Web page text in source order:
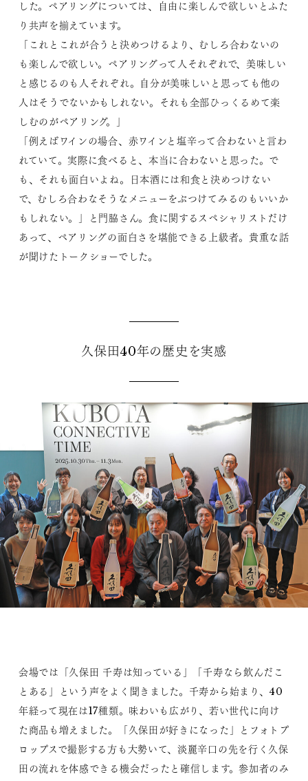
した。ペアリングについては、自由に楽しんで欲しいとふた
り共声を揃えています。
「これとこれが合うと決めつけるより、むしろ合わないの
も楽しんで欲しい。ペアリングって人それぞれで、美味しい
と感じるのも人それぞれ。自分が美味しいと思っても他の
人はそうでないかもしれない。それも全部ひっくるめて楽
しむのがペアリング。」
「例えばワインの場合、赤ワインと塩辛って合わないと言わ
れていて。実際に食べると、本当に合わないと思った。で
も、それも面白いよね。日本酒には和食と決めつけない
で、むしろ合わなそうなメニューをぶつけてみるのもいいか
もしれない。」と門脇さん。食に関するスペシャリストだけ
あって、ペアリングの面白さを堪能できる上級者。貴重な話
が聞けたトークショーでした。
久保田40年の歴史を実感
会場では「久保田 千寿は知っている」「千寿なら飲んだこ
とある」という声をよく聞きました。千寿から始まり、40
年経って現在は17種類。味わいも広がり、若い世代に向け
た商品も増えました。「久保田が好きになった」とフォトプ
ロップスで撮影する方も大勢いて、淡麗辛口の先を行く久保
田の流れを体感できる機会だったと確信します。参加者のみ